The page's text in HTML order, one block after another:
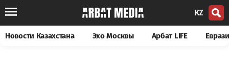
KZ
Новости Казахстана Эхо Москвы Арбат LIFE